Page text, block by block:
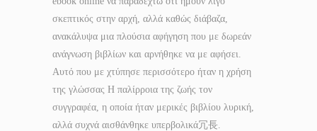
σκεπτικός στην αρχή, αλλά καθώς διάβαζα,
ανακάλυψα μια πλούσια αφήγηση που με δωρεάν
ανάγνωση βιβλίων και αρνήθηκε να με αφήσει.
Αυτό που με χτύπησε περισσότερο ήταν η χρήση
της γλώσσας Η παλίρροια της ζωής τον
συγγραφέα, η οποία ήταν μερικές βιβλίου λυρική,
αλλά συχνά αισθάνθηκε υπερβολικά冗長.